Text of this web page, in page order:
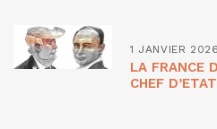
1 JANVIER 2026
LA FRANCE
CHEF